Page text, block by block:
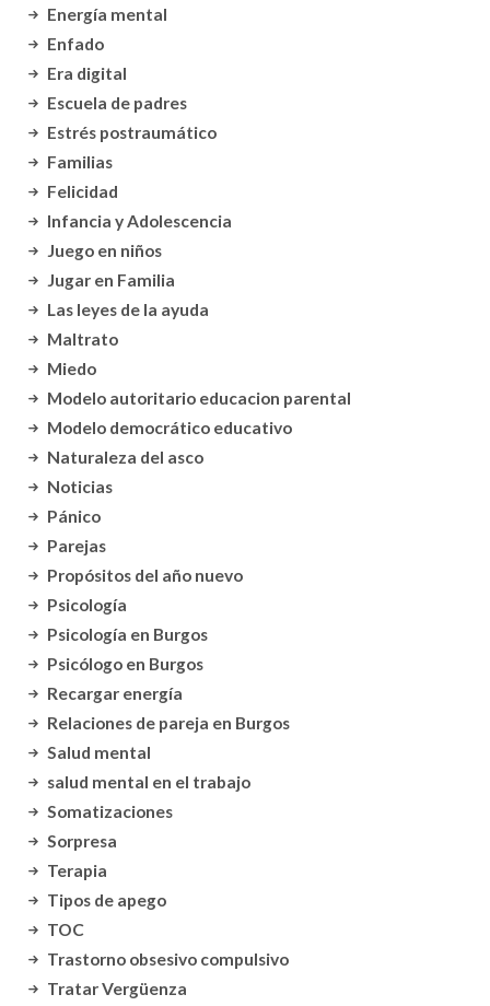
Energía mental
Enfado
Era digital
Escuela de padres
Estrés postraumático
Familias
Felicidad
Infancia y Adolescencia
Juego en niños
Jugar en Familia
Las leyes de la ayuda
Maltrato
Miedo
Modelo autoritario educacion parental
Modelo democrático educativo
Naturaleza del asco
Noticias
Pánico
Parejas
Propósitos del año nuevo
Psicología
Psicología en Burgos
Psicólogo en Burgos
Recargar energía
Relaciones de pareja en Burgos
Salud mental
salud mental en el trabajo
Somatizaciones
Sorpresa
Terapia
Tipos de apego
TOC
Trastorno obsesivo compulsivo
Tratar Vergüenza